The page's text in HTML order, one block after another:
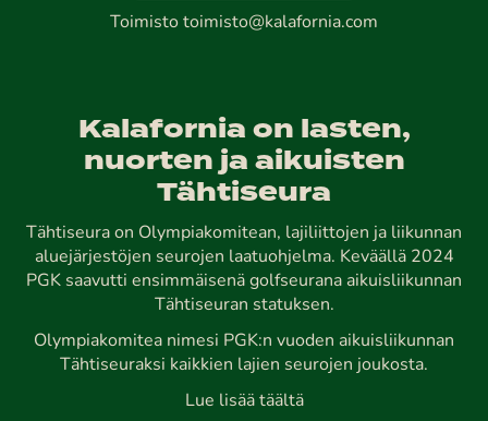
Toimisto toimisto@kalafornia.com
Kalafornia on lasten,
nuorten ja aikuisten
Tähtiseura
Tähtiseura on Olympiakomitean, lajiliittojen ja liikunnan
aluejärjestöjen seurojen laatuohjelma. Keväällä 2024
PGK saavutti ensimmäisenä golfseurana aikuisliikunnan
Tähtiseuran statuksen.
Olympiakomitea nimesi PGK:n vuoden aikuisliikunnan
Tähtiseuraksi kaikkien lajien seurojen joukosta.
Lue lisää täältä